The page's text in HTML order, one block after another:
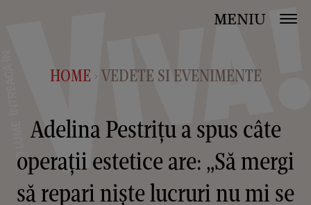
MENIU
HOME > VEDETE SI EVENIMENTE
Adelina Pestrițu a spus câte
operații estetice are: „Să mergi
să repari niște lucruri nu mi se